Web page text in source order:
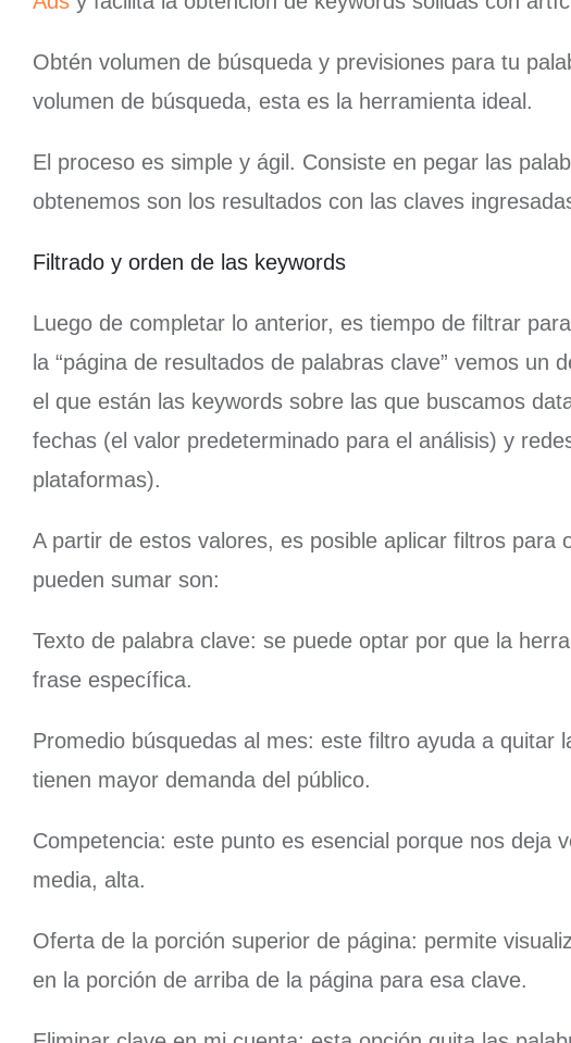
Obtén volumen de búsqueda y previsiones para tu
volumen de búsqueda, esta es la herramienta ideal.
El proceso es simple y ágil. Consiste en pegar las
obtenemos son los resultados con las claves
Filtrado y orden de las keywords
Luego de completar lo anterior, es tiempo de filtrar
la “página de resultados de palabras clave” vemos
el que están las keywords sobre las que buscamos
fechas (el valor predeterminado para el análisis) y
plataformas).
A partir de estos valores, es posible aplicar filtros
pueden sumar son:
Texto de palabra clave: se puede optar por que la
frase específica.
Promedio búsquedas al mes: este filtro ayuda a quitar
tienen mayor demanda del público.
Competencia: este punto es esencial porque nos deja
media, alta.
Oferta de la porción superior de página: permite
en la porción de arriba de la página para esa clave.